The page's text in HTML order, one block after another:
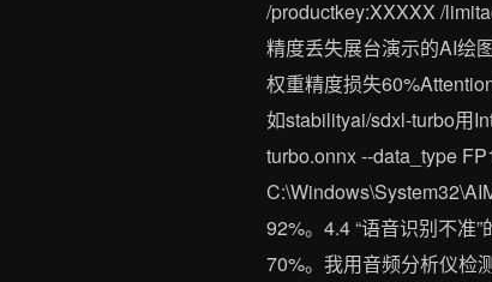
/productkey:XXXXX /
精度丢失展台演示的AI绘
权重精度损失
如stabilityai/sdxl-turbo用
turbo.onnx --data_type
92%。4.4 “语音识别不准
70%。我用音频分析仪检